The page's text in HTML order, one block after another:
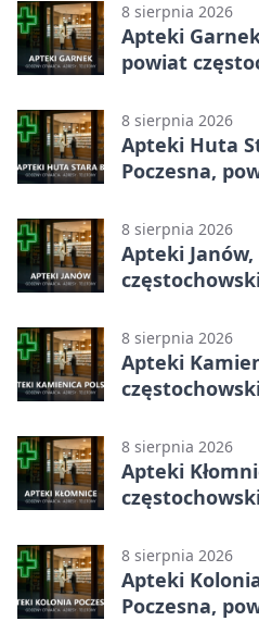
8 sierpnia 2026
Apteki
powiat
8 sierpnia 2026
Apteki Huta
Poczesna,
8 sierpnia 2026
Apteki
8 sierpnia 2026
Apteki
8 sierpnia 2026
Apteki
8 sierpnia 2026
Apteki
Poczesna,